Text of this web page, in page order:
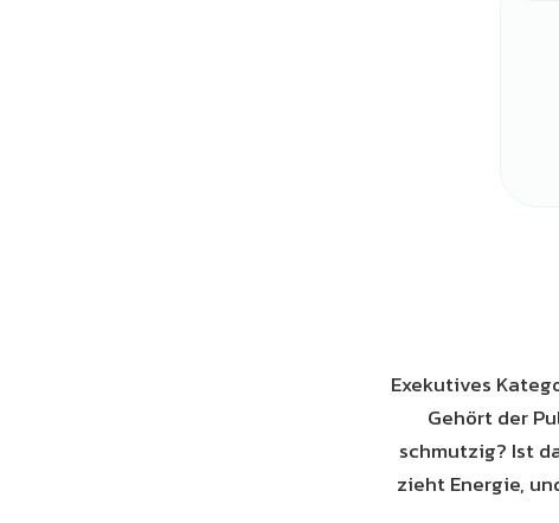
Exekutives
Gehört der
schmutzig? Ist
zieht Energie,